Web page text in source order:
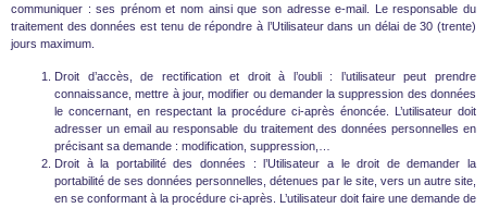
communiquer : ses prénom et nom ainsi que son adresse e-mail. Le responsable du
traitement des données est tenu de répondre à l’Utilisateur dans un délai de 30 (trente)
jours maximum.
Droit d’accès, de rectification et droit à l’oubli : l’utilisateur peut prendre
connaissance, mettre à jour, modifier ou demander la suppression des données
le concernant, en respectant la procédure ci-après énoncée. L’utilisateur doit
adresser un email au responsable du traitement des données personnelles en
précisant sa demande : modification, suppression,…
Droit à la portabilité des données : l’Utilisateur a le droit de demander la
portabilité de ses données personnelles, détenues par le site, vers un autre site,
en se conformant à la procédure ci-après. L’utilisateur doit faire une demande de